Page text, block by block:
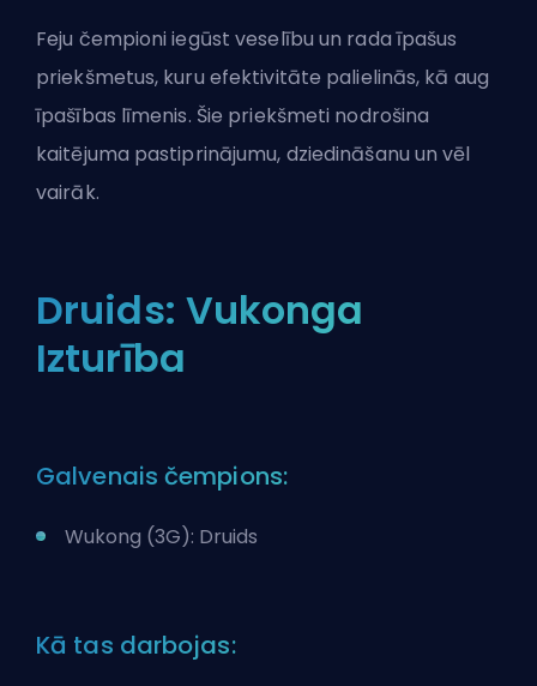
Feju čempioni iegūst veselību un rada īpašus
priekšmetus, kuru efektivitāte palielinās, kā aug
īpašības līmenis. Šie priekšmeti nodrošina
kaitējuma pastiprinājumu, dziedināšanu un vēl
vairāk.
Druids: Vukonga
Izturība
Galvenais čempions:
Wukong (3G): Druids
Kā tas darbojas: